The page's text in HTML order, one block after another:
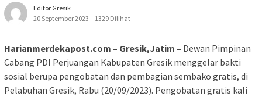
Editor Gresik
20 September 2023
1329 Dilihat
Harianmerdekapost.com – Gresik,Jatim – Dewan Pimpinan
Cabang PDI Perjuangan Kabupaten Gresik menggelar bakti
sosial berupa pengobatan dan pembagian sembako gratis, di
Pelabuhan Gresik, Rabu (20/09/2023). Pengobatan gratis kali